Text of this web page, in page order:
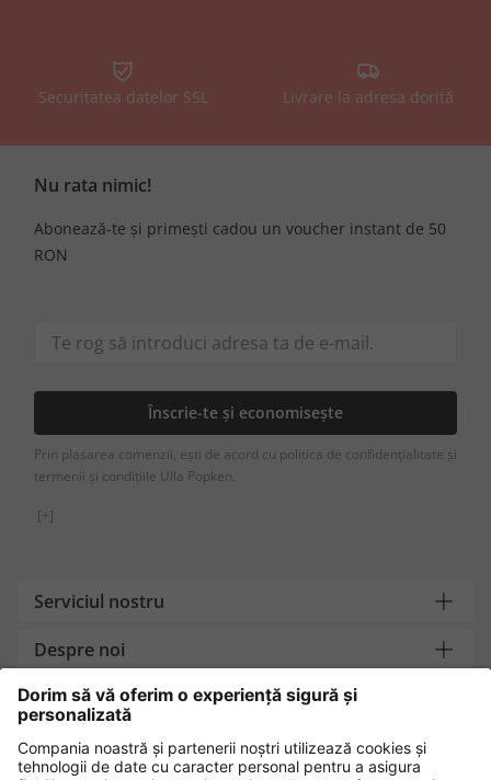
Securitatea datelor SSL Livrare la adresa dorită
Nu rata nimic!
Abonează-te și primești cadou un voucher instant de 50
RON
Înscrie-te și economisește
Prin plasarea comenzii, ești de acord cu politica de confidențialitate și
termenii și condițiile Ulla Popken.
[+]
Serviciul nostru
Despre noi
Contact
Metode de plată